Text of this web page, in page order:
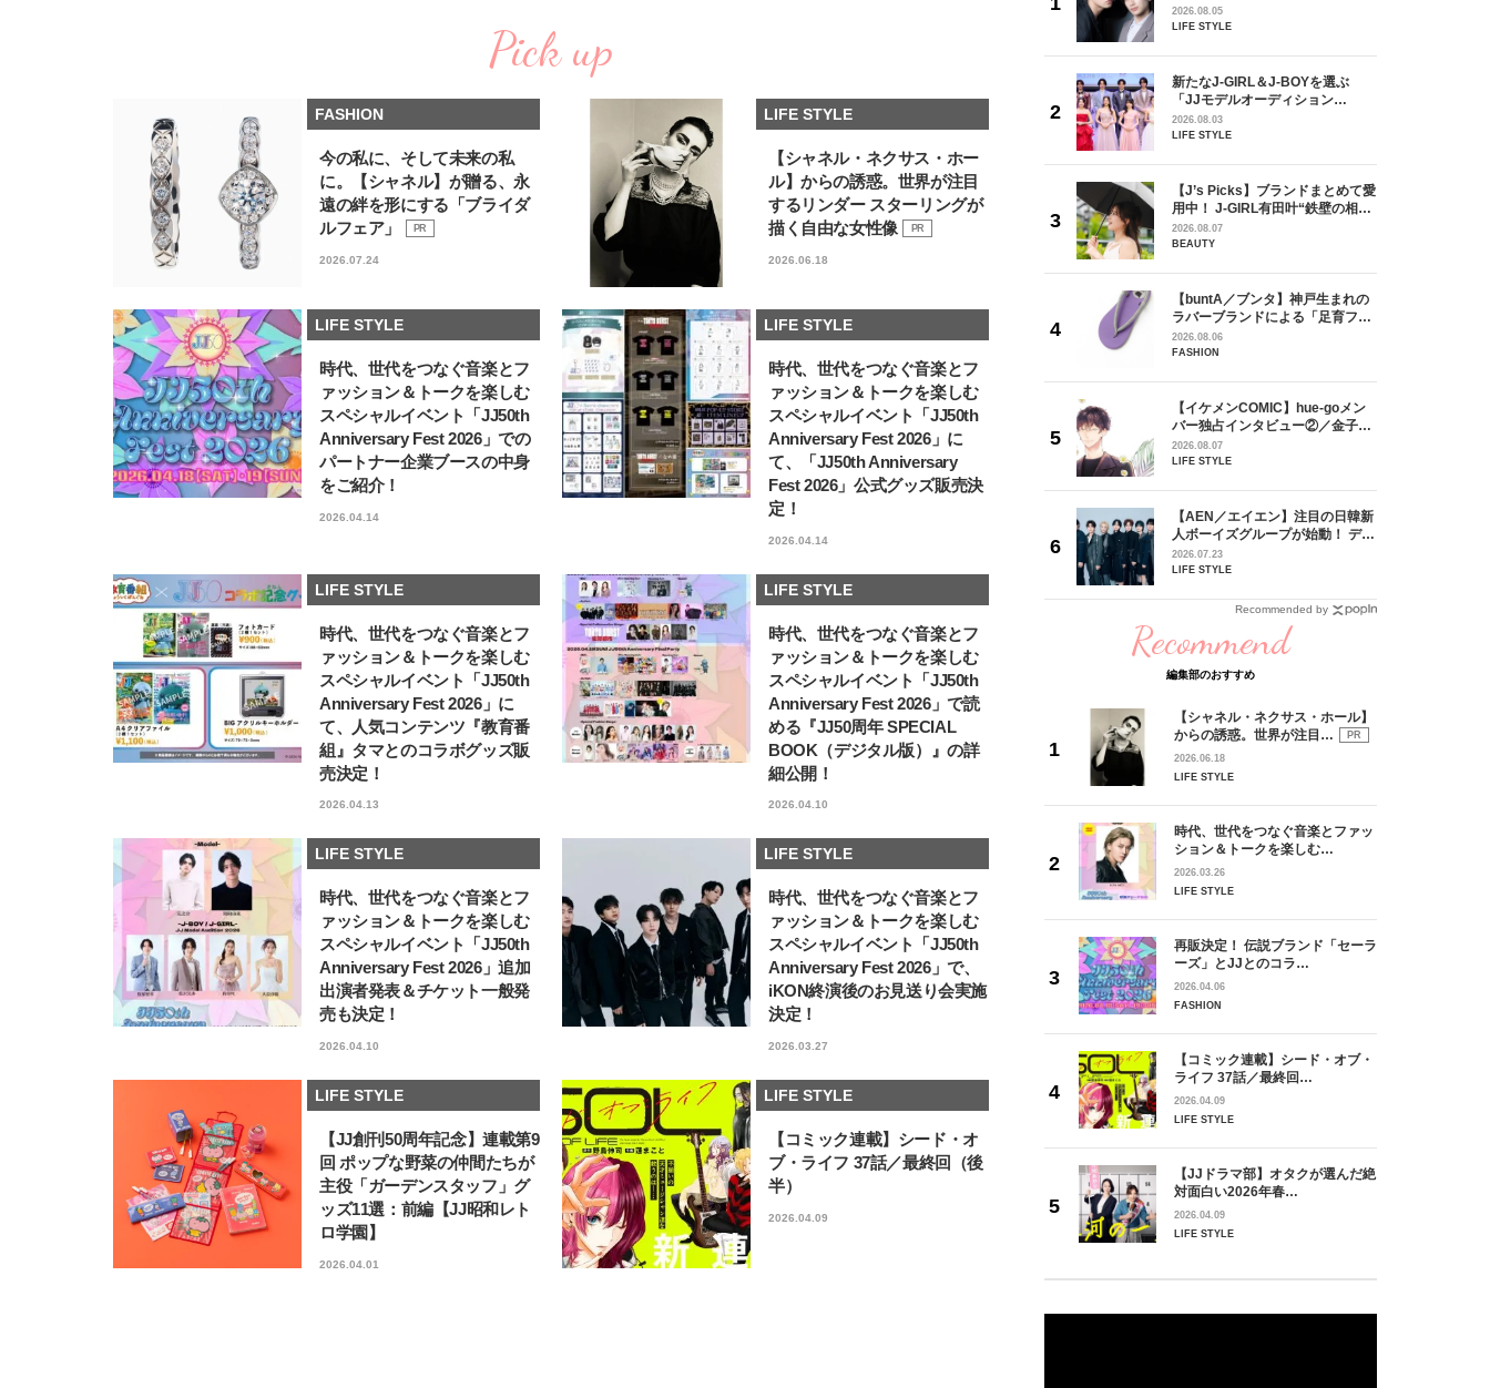
Pick up
FASHION
今の私に、そして未来の私
に。【シャネル】が贈る、永
遠の絆を形にする「ブライダ
ルフェア」
PR
2026.07.24
LIFE STYLE
【シャネル・ネクサス・ホー
ル】からの誘惑。世界が注目
するリンダー スターリングが
描く自由な女性像
PR
2026.06.18
LIFE STYLE
時代、世代をつなぐ音楽とフ
ァッション＆トークを楽しむ
スペシャルイベント「JJ50th
Anniversary Fest 2026」での
パートナー企業ブースの中身
をご紹介！
2026.04.14
LIFE STYLE
時代、世代をつなぐ音楽とフ
ァッション＆トークを楽しむ
スペシャルイベント「JJ50th
Anniversary Fest 2026」に
て、「JJ50th Anniversary
Fest 2026」公式グッズ販売決
定！
2026.04.14
LIFE STYLE
時代、世代をつなぐ音楽とフ
ァッション＆トークを楽しむ
スペシャルイベント「JJ50th
Anniversary Fest 2026」に
て、人気コンテンツ『教育番
組』タマとのコラボグッズ販
売決定！
2026.04.13
LIFE STYLE
時代、世代をつなぐ音楽とフ
ァッション＆トークを楽しむ
スペシャルイベント「JJ50th
Anniversary Fest 2026」で読
める『JJ50周年 SPECIAL
BOOK（デジタル版）』の詳
細公開！
2026.04.10
LIFE STYLE
時代、世代をつなぐ音楽とフ
ァッション＆トークを楽しむ
スペシャルイベント「JJ50th
Anniversary Fest 2026」追加
出演者発表＆チケット一般発
売も決定！
2026.04.10
LIFE STYLE
時代、世代をつなぐ音楽とフ
ァッション＆トークを楽しむ
スペシャルイベント「JJ50th
Anniversary Fest 2026」で、
iKON終演後のお見送り会実施
決定！
2026.03.27
LIFE STYLE
【JJ創刊50周年記念】連載第9
回 ポップな野菜の仲間たちが
主役「ガーデンスタッフ」グ
ッズ11選：前編【JJ昭和レト
ロ学園】
2026.04.01
LIFE STYLE
【コミック連載】シード・オ
ブ・ライフ 37話／最終回（後
半）
2026.04.09
夏の必需品〉
【JJ専属モデルの素顔】ビューテ
ィ大好き！ 松川 星のお気に入り
【J’s Picks】悲しい経験でたどり
着いた…J-BOY三上龍の手放せな
い“オールインワン”アイテム〈ビ
ューティ＆ファッション夏の必需
て？】自称“コスメオタク見習
い”のポーチの中身、拝見しま
【J’s Picks】J-GIRL早坂萌香の
徹底した日焼けケア！ でも、いち
ばん大切なのは…〈ビューティ＆
ファッション夏の必需品〉
2026.07.24
BEAUTY
「JJモデルオーディション
2027」が募集開始！ 予選ブロッ
「新システム」に変わります
2026.08.03
【イケメンCOMIC】hue-goメン
バー独占インタビュー②／金子玄
矢「感情をズバーッと言葉にでき
2026.08.07
人ボーイズグループが始動！ デビ
ュー目前のフレッシュな面々を独
ります♪
曾祖父のバレエスクールからアメ
リカへ……オールラウンダーを目
指すダンサーは踊ることが好きす
ぎる【王子様の推しドコロ】
vol.29 三宅啄未さん
2026.03.30
LIFE STYLE
ディブル」リリース記念インタビ
ュー
どうやら俺のこと好きらしい」放
送記念インタビュー♡ 「自然と詠
2026.08.05
LIFE STYLE
新たなJ-GIRL＆J-BOYを選ぶ
「JJモデルオーディション
2027」が募集開始！ 予選ブロッ
クは候補生の“魅力”を重視した
2026.08.03
LIFE STYLE
【J’s Picks】ブランドまとめて愛
用中！ J-GIRL有田叶“鉄壁の相
棒”〈ビューティ＆ファッション
夏の必需品〉
2026.08.07
BEAUTY
【buntA／ブンタ】神戸生まれの
ラバーブランドによる「足育フッ
トウェア」。伊勢丹新宿店でPOP-
UP開催中！
2026.08.06
FASHION
【イケメンCOMIC】hue-goメン
バー独占インタビュー②／金子玄
矢「感情をズバーッと言葉にでき
た時は幸せ〜」
2026.08.07
LIFE STYLE
【AEN／エイエン】注目の日韓新
人ボーイズグループが始動！ デビ
ュー目前のフレッシュな面々を独
占インタビュー。7人の魅力に迫
2026.07.23
LIFE STYLE
Recommended by
Recommend
編集部のおすすめ
【シャネル・ネクサス・ホール】
からの誘惑。世界が注目…
PR
2026.06.18
LIFE STYLE
時代、世代をつなぐ音楽とファッ
ション＆トークを楽しむ…
2026.03.26
LIFE STYLE
再販決定！ 伝説ブランド「セーラ
ーズ」とJJとのコラ…
2026.04.06
FASHION
【コミック連載】シード・オブ・
ライフ 37話／最終回…
2026.04.09
LIFE STYLE
【JJドラマ部】オタクが選んだ絶
対面白い2026年春…
2026.04.09
LIFE STYLE